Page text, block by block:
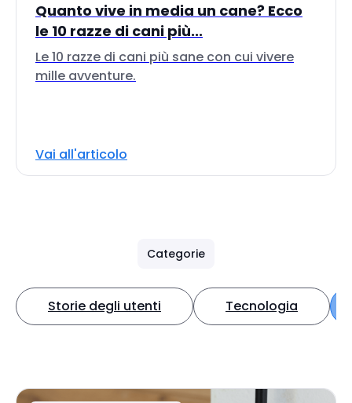
Quanto vive in media un cane? Ecco
le 10 razze di cani più...
Le 10 razze di cani più sane con cui vivere
mille avventure.
Vai all'articolo
Categorie
Storie degli utenti Tecnologia